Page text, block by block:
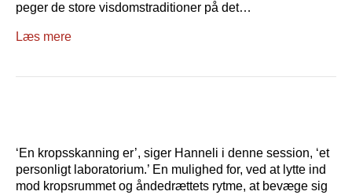
peger de store visdomstraditioner på det…
Læs mere
‘En kropsskanning er’, siger Hanneli i denne session, ‘et
personligt laboratorium.’ En mulighed for, ved at lytte ind
mod kropsrummet og åndedrættets rytme, at bevæge sig